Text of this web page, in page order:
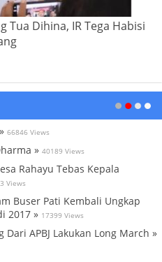
Tua Dihina, IR Tega Habisi
66846 Views
» 40189 Views
Rahayu Tebas Kepala
Views
Buser Pati Kembali Ungkap
2017 » 17399 Views
APBJ Lakukan Long March »